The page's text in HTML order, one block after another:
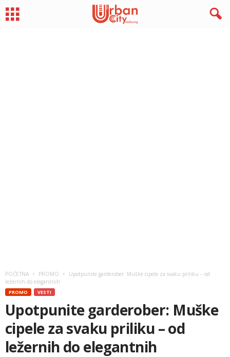
POČETNA PROMO
Upotpunite garderober: Muške cipele za svaku priliku – od
ležernih do elegantnih
PROMO VESTI
Upotpunite garderober: Muške
cipele za svaku priliku – od
ležernih do elegantnih